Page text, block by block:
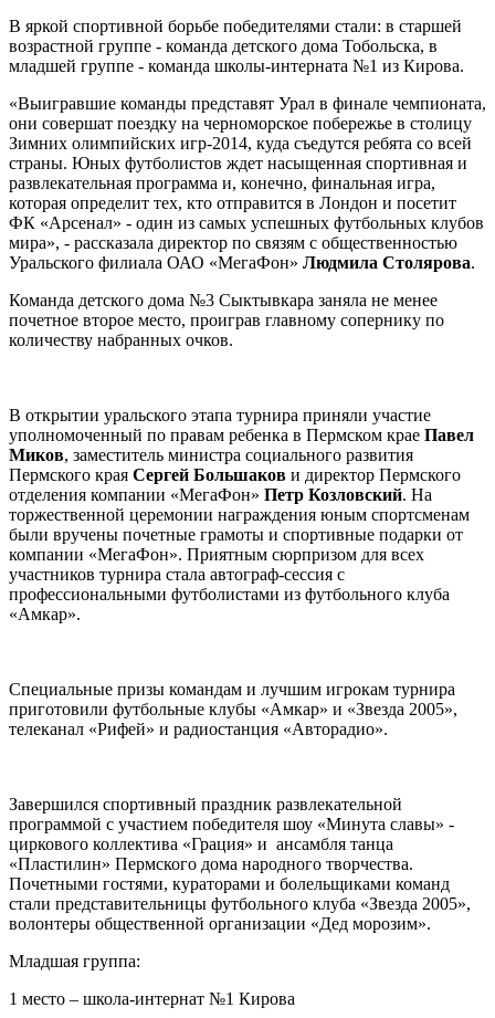
В яркой спортивной борьбе победителями стали: в старшей
возрастной группе - команда детского дома Тобольска, в
младшей группе - команда школы-интерната №1 из Кирова.
«Выигравшие команды представят Урал в финале чемпионата,
они совершат поездку на черноморское побережье в столицу
Зимних олимпийских игр-2014, куда съедутся ребята со всей
страны. Юных футболистов ждет насыщенная спортивная и
развлекательная программа и, конечно, финальная игра,
которая определит тех, кто отправится в Лондон и посетит
ФК «Арсенал» - один из самых успешных футбольных клубов
мира», - рассказала директор по связям с общественностью
Уральского филиала ОАО «МегаФон» Людмила Столярова.
Команда детского дома №3 Сыктывкара заняла не менее
почетное второе место, проиграв главному сопернику по
количеству набранных очков.
В открытии уральского этапа турнира приняли участие
уполномоченный по правам ребенка в Пермском крае Павел
Миков, заместитель министра социального развития
Пермского края Сергей Большаков и директор Пермского
отделения компании «МегаФон» Петр Козловский. На
торжественной церемонии награждения юным спортсменам
были вручены почетные грамоты и спортивные подарки от
компании «МегаФон». Приятным сюрпризом для всех
участников турнира стала автограф-сессия с
профессиональными футболистами из футбольного клуба
«Амкар».
Специальные призы командам и лучшим игрокам турнира
приготовили футбольные клубы «Амкар» и «Звезда 2005»,
телеканал «Рифей» и радиостанция «Авторадио».
Завершился спортивный праздник развлекательной
программой с участием победителя шоу «Минута славы» -
циркового коллектива «Грация» и ансамбля танца
«Пластилин» Пермского дома народного творчества.
Почетными гостями, кураторами и болельщиками команд
стали представительницы футбольного клуба «Звезда 2005»,
волонтеры общественной организации «Дед морозим».
Младшая группа:
1 место – школа-интернат №1 Кирова